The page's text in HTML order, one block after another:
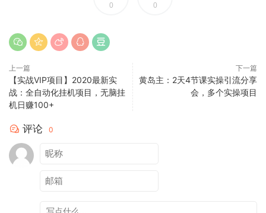
0 0
上一篇
【实战VIP项目】2020最新实
战：全自动化挂机项目，无脑挂
机日赚100+
下一篇
黄岛主：2天4节课实操引流分享
会，多个实操项目
评论 0